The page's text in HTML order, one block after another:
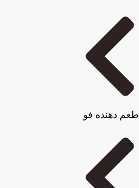
طعم دهنده فو